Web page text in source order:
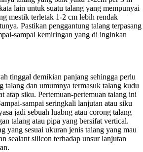
lain untuk suatu talang yang mempunyai
mestik terletak 1-2 cm lebih rendak
Pastikan penggantung talang terpasang
sampai kemiringan yang di inginkan
tinggal demikian panjang sehingga perlu
talang dan umumnya termasuk talang kudu
atap siku. Pertemuan-pertemuan talang ini
sampai seringkali lanjutan atau siku
jadi sebuah luabng atau corong talang
talang atau pipa yang bersifat vertical.
yang sesuai ukuran jenis talang yang mau
sealant silicon terhadap unsur lanjutan